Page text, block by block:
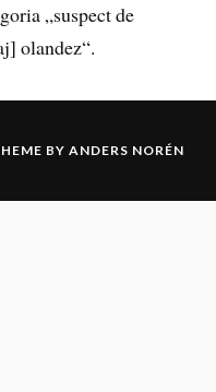
„suspect de
olandez“.
BY ANDERS NORÉN